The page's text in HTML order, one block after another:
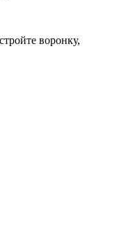
воронку,